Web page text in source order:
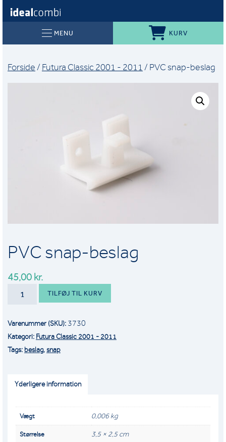
MENU KURV
Forside / Futura Classic 2001 - 2011 / PVC snap-beslag
PVC snap-beslag
45,00 kr.
TILFØJ TIL KURV
Varenummer (SKU): 3730
Kategori: Futura Classic 2001 - 2011
Tags: beslag,snap
Yderligere information
Vægt 0,006 kg
Størrelse 3,5 × 2,5 cm